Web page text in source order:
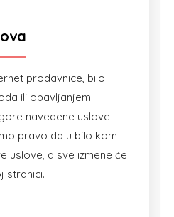
prodavnice, bilo
ili obavljanjem
navedene uslove
pravo da u bilo kom
uslove, a sve izmene će
stranici.